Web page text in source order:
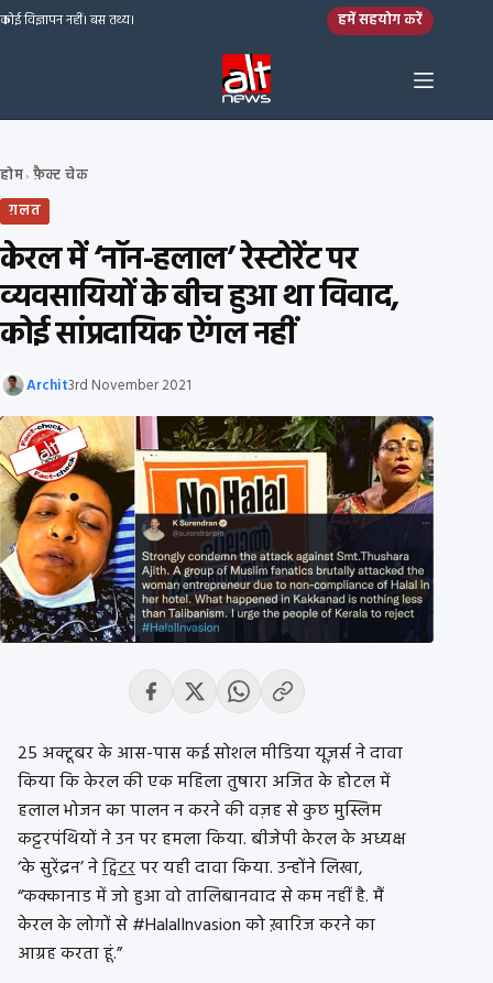
Skip to content
कोई विज्ञापन नहीं। बस तथ्य। हमें सहयोग करें
होम› फ़ैक्ट चेक
ग़लत
केरल में ‘नॉन-हलाल’ रेस्टोरेंट पर
व्यवसायियों के बीच हुआ था विवाद,
कोई सांप्रदायिक ऐंगल नहीं
Archit3rd November 2021
25 अक्टूबर के आस-पास कई सोशल मीडिया यूज़र्स ने दावा
किया कि केरल की एक महिला तुषारा अजित के होटल में
हलाल भोजन का पालन न करने की वज़ह से कुछ मुस्लिम
कट्टरपंथियों ने उन पर हमला किया. बीजेपी केरल के अध्यक्ष
‘के सुरेंद्रन’ नेट्विटरपर यही दावा किया. उन्होंने लिखा,
“कक्कानाड में जो हुआ वो तालिबानवाद से कम नहीं है. मैं
केरल के लोगों से #HalalInvasion को ख़ारिज करने का
आग्रह करता हूं.”